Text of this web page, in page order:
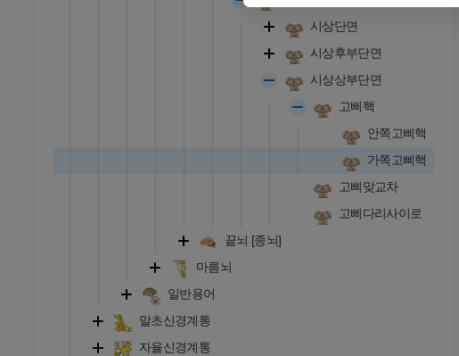
시상단면
시상후부단면
시상상부단면
고삐핵
안쪽고삐핵
가쪽고삐핵
고삐맞교차
고삐다리사이로
끝뇌 [종뇌]
마름뇌
일반용어
말초신경계통
자율신경계통